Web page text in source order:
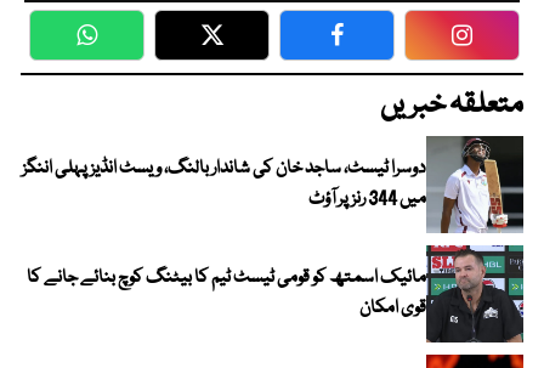
WhatsApp Twitter Facebook
متعلقہ خبریں
دوسرا ٹیسٹ، ساجد خان کی شاندار بالنگ، ویسٹ انڈیز پہلی اننگز
میں 344 رنز پر آؤٹ
مائیک اسمتھ کو قومی ٹیسٹ ٹیم کا بیٹنگ کوچ بنائے جانے کا
قوی امکان